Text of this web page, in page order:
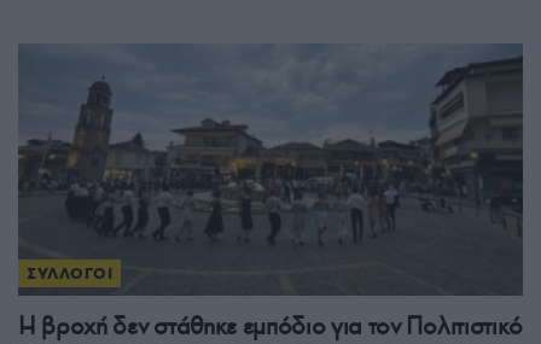
ΣΥΛΛΟΓΟΙ
Η βροχή δεν στάθηκε εμπόδιο για τον Πολιτιστικό